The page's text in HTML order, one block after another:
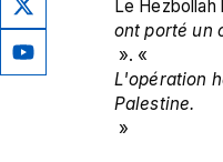
Le Hezbollah
ont porté un
». «
L'opération
Palestine.